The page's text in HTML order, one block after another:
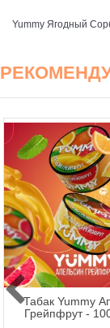
Yummy Ягодный
Табак Yummy
Грейпфрут -